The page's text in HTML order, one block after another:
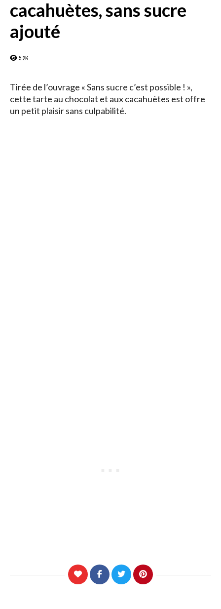
cacahuètes, sans sucre
ajouté
5.2K
Tirée de l’ouvrage « Sans sucre c’est possible ! »,
cette tarte au chocolat et aux cacahuètes est offre
un petit plaisir sans culpabilité.